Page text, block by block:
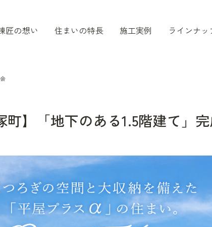
匠の想い 住まいの特長 施工実例 ラインナッ
町】「地下のある1.5階建て」